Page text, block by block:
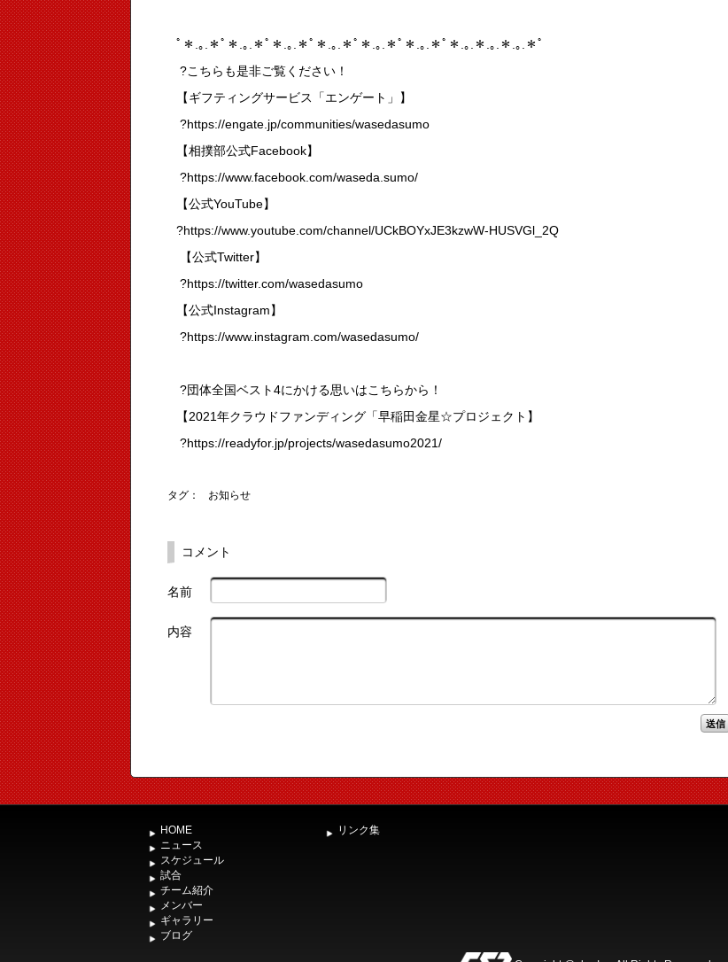
ﾟ＊.｡.＊ﾟ＊.｡.＊ﾟ＊.｡.＊ﾟ＊.｡.＊ﾟ＊.｡.＊ﾟ＊.｡.＊ﾟ＊.｡.＊.｡.＊.｡.＊ﾟ
?こちらも是非ご覧ください！
【ギフティングサービス「エンゲート」】
?https://engate.jp/communities/wasedasumo
【相撲部公式Facebook】
?https://www.facebook.com/waseda.sumo/
【公式YouTube】
?https://www.youtube.com/channel/UCkBOYxJE3kzwW-HUSVGl_2Q
【公式Twitter】
?https://twitter.com/wasedasumo
【公式Instagram】
?https://www.instagram.com/wasedasumo/
?団体全国ベスト4にかける思いはこちらから！
【2021年クラウドファンディング「早稲田金星☆プロジェクト】
?https://readyfor.jp/projects/wasedasumo2021/
タグ： お知らせ
コメント
名前
内容
HOME
ニュース
スケジュール
試合
チーム紹介
メンバー
ギャラリー
ブログ
リンク集